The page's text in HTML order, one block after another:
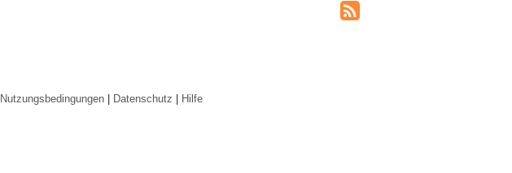
Nutzungsbedingungen| Datenschutz | Hilfe